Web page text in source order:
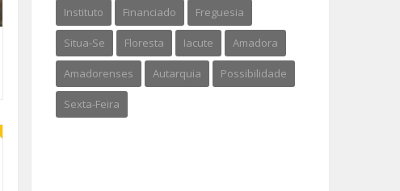
Instituto Financiado Freguesia
Situa-Se Floresta Iacute Amadora
Amadorenses Autarquia Possibilidade
Sexta-Feira